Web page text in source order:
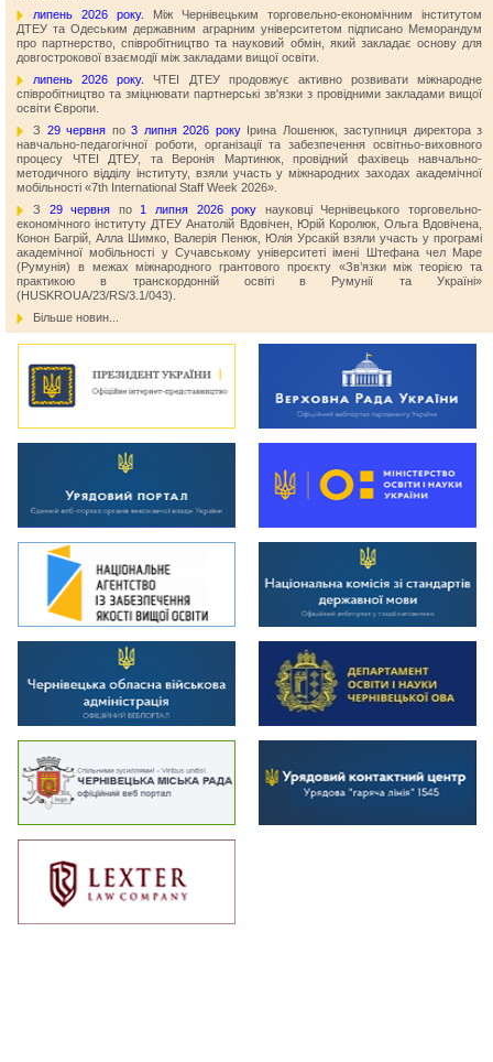
липень 2026 року.
Між Чернівецьким торговельно-економічним інститутом
ДТЕУ та Одеським державним аграрним університетом підписано Меморандум
про партнерство, співробітництво та науковий обмін, який закладає основу для
довгострокової взаємодії між закладами вищої освіти.
липень 2026 року.
ЧТЕІ ДТЕУ продовжує активно розвивати міжнародне
співробітництво та зміцнювати партнерські зв'язки з провідними закладами вищої
освіти Європи.
З 29 червня по 3 липня 2026 рокуІрина Лошенюк, заступниця директора з
навчально-педагогічної роботи, організації та забезпечення освітньо-виховного
процесу ЧТЕІ ДТЕУ, та Веронія Мартинюк, провідний фахівець навчально-
методичного відділу інституту, взяли участь у міжнародних заходах академічної
мобільності «7th International Staff Week 2026».
З 29 червня по 1 липня 2026 року науковці Чернівецького торговельно-
економічного інституту ДТЕУ Анатолій Вдовічен, Юрій Королюк, Ольга Вдовічена,
Конон Багрій, Алла Шимко, Валерія Пенюк, Юлія Урсакій взяли участь у програмі
академічної мобільності у Сучавському університеті імені Штефана чел Маре
(Румунія) в межах міжнародного грантового проєкту «Зв’язки між теорією та
практикою в транскордонній освіті в Румунії та Україні»
(HUSKROUA/23/RS/3.1/043).
Більше новин...